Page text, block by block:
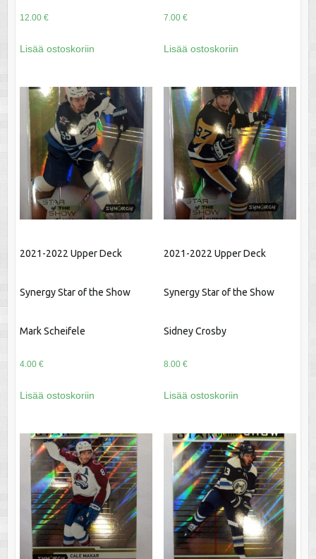
12.00 €
Lisää ostoskoriin
7.00 €
Lisää ostoskoriin
2021-2022 Upper Deck
Synergy Star of the Show
Mark Scheifele
4.00 €
Lisää ostoskoriin
2021-2022 Upper Deck
Synergy Star of the Show
Sidney Crosby
8.00 €
Lisää ostoskoriin